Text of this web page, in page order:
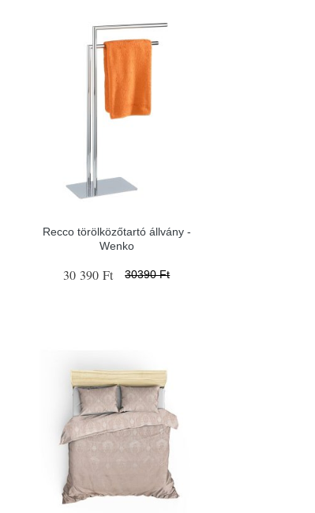
Recco törölközőtartó állvány -
Wenko
30 390 Ft 30390 Ft